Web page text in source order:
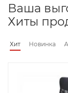
Ваша
Хиты
Хит Новинка